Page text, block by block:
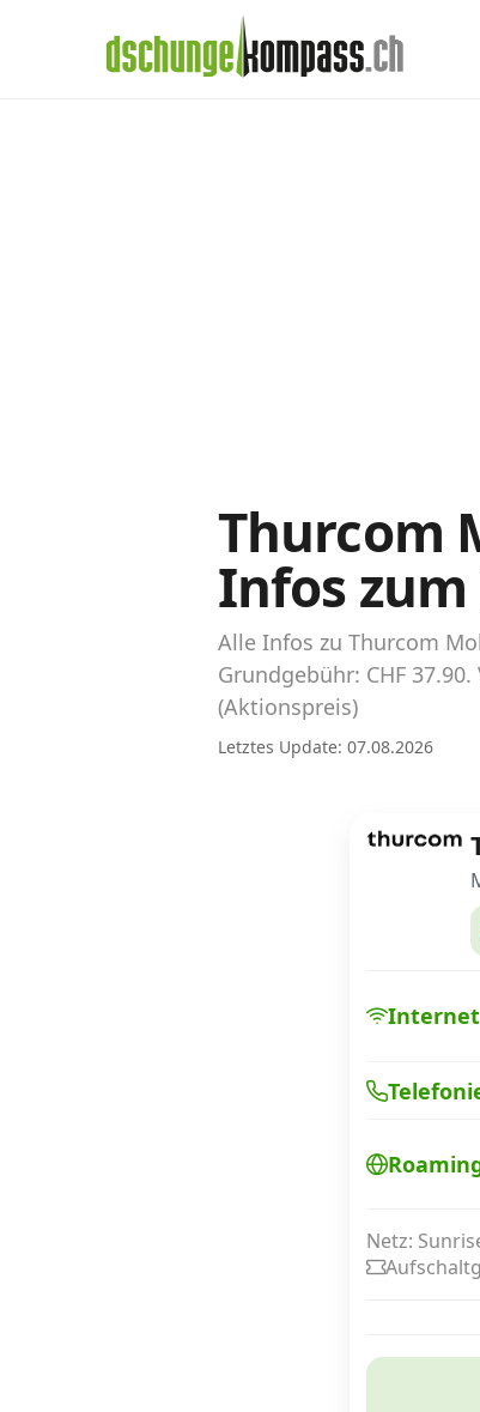
Daten-Abos vergleichen
Abos für Tablets, Hotspots und Smart
Tarifrechner Handy-Abo
Der gute alte Tarifrechner im neuen Design
Handy-Abo kündigen oder wechseln
Thurcom
Infos
Alle Infos zu Thurcom
Grundgebühr: CHF
(Aktionspreis)
Letztes Update: 07.08.2026
Internet
Netz: